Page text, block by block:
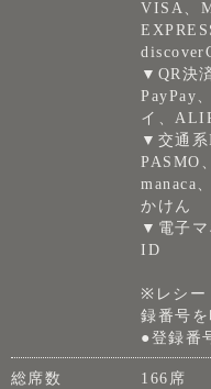
VISA、
▼QR決
PayPay
イ、
▼交通
PASMO
manaca
かけん
▼電子マ
ID
※レシー
録番号
●登録番
総席数
166席